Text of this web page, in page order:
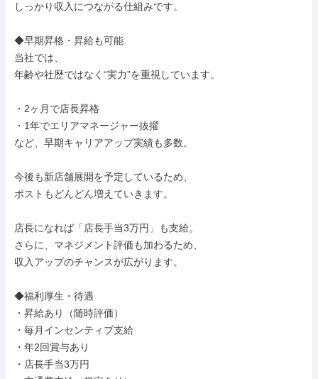
しっかり収入につながる仕組みです。
◆早期昇格・昇給も可能
当社では、
年齢や社歴ではなく“実力”を重視しています。
・2ヶ月で店長昇格
・1年でエリアマネージャー抜擢
など、早期キャリアアップ実績も多数。
今後も新店舗展開を予定しているため、
ポストもどんどん増えていきます。
店長になれば「店長手当3万円」も支給。
さらに、マネジメント評価も加わるため、
収入アップのチャンスが広がります。
◆福利厚生・待遇
・昇給あり（随時評価）
・毎月インセンティブ支給
・年2回賞与あり
・店長手当3万円